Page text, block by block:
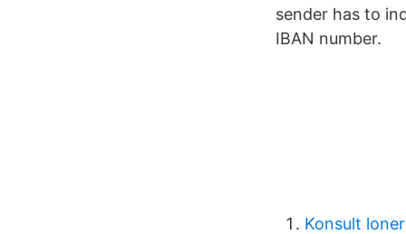
sender has to
IBAN number.
Konsult loner